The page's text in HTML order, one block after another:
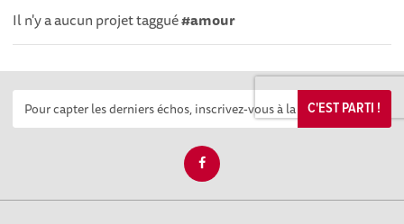
Il n'y a aucun projet taggué#amour
C'EST PARTI !